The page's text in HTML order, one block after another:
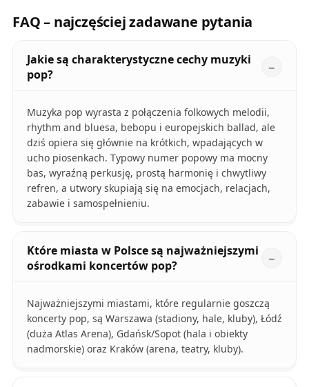
FAQ – najczęściej zadawane pytania
Jakie są charakterystyczne cechy muzyki
pop?
Muzyka pop wyrasta z połączenia folkowych melodii,
rhythm and bluesa, bebopu i europejskich ballad, ale
dziś opiera się głównie na krótkich, wpadających w
ucho piosenkach. Typowy numer popowy ma mocny
bas, wyraźną perkusję, prostą harmonię i chwytliwy
refren, a utwory skupiają się na emocjach, relacjach,
zabawie i samospełnieniu.
Które miasta w Polsce są najważniejszymi
ośrodkami koncertów pop?
Najważniejszymi miastami, które regularnie goszczą
koncerty pop, są Warszawa (stadiony, hale, kluby), Łódź
(duża Atlas Arena), Gdańsk/Sopot (hala i obiekty
nadmorskie) oraz Kraków (arena, teatry, kluby).